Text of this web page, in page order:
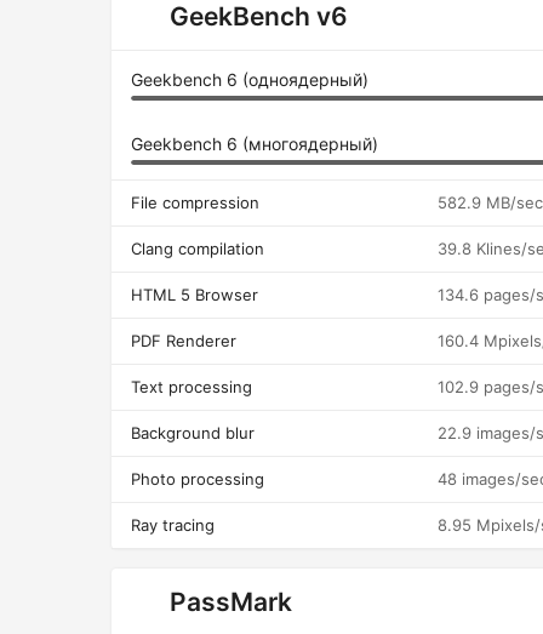
GeekBench v6
Geekbench 6 (одноядерный)
Geekbench 6 (многоядерный)
File compression 582.9 MB/sec
Clang compilation 39.8 Klines/
HTML 5 Browser 134.6 pages/
PDF Renderer 160.4
Text processing 102.9 pages/
Background blur 22.9 images/
Photo processing 48 images/
Ray tracing 8.95
PassMark